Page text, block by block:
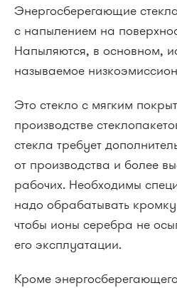
Энергосберегающие
с напылением на
Напыляются, в основном,
называемое
Это стекло с мягким
производстве
стекла требует
от производства и более
рабочих. Необходимы
надо обрабатывать кромку
чтобы ионы серебра не
его эксплуатации.
Кроме